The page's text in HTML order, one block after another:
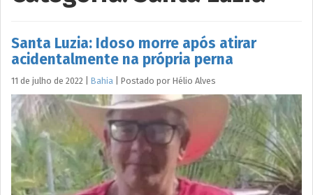
Santa Luzia: Idoso morre após atirar
acidentalmente na própria perna
11 de julho de 2022 Bahia Postado por Hélio Alves